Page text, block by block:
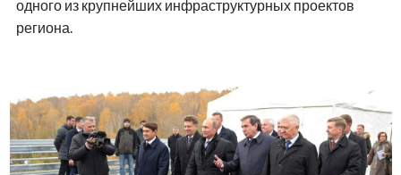
одного из крупнейших инфраструктурных проектов
региона.